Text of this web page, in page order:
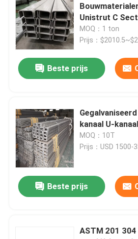
Unistrut C
Profielenpurlin
MOQ：1 ton
Prijs：
Beste prijs
kanaal U-kanaal
MOQ：10T
Prijs：USD 1500-
Beste prijs
ASTM 201